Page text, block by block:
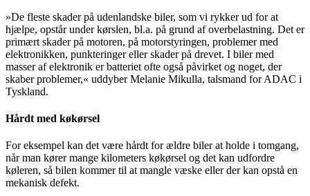
»De fleste skader på udenlandske biler, som vi rykker ud for at
hjælpe, opstår under kørslen, bl.a. på grund af overbelastning. Det er
primært skader på motoren, på motorstyringen, problemer med
elektronikken, punkteringer eller skader på drevet. I biler med
masser af elektronik er batteriet ofte også påvirket og noget, der
skaber problemer,« uddyber Melanie Mikulla, talsmand for ADAC i
Tyskland.
Hårdt med køkørsel
For eksempel kan det være hårdt for ældre biler at holde i tomgang,
når man kører mange kilometers køkørsel og det kan udfordre
køleren, så bilen kommer til at mangle væske eller der kan opstå en
mekanisk defekt.